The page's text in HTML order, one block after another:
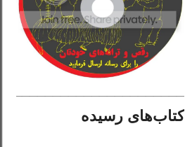
کتاب‌های رسیده